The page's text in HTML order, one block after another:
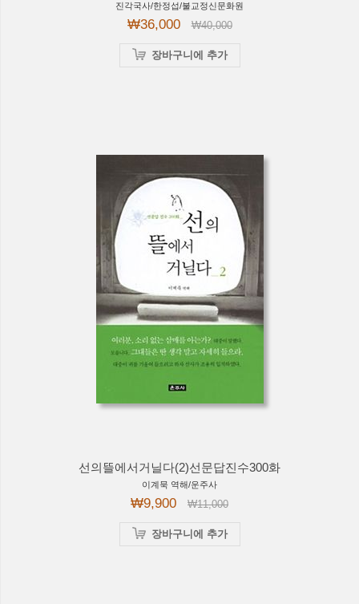
진각국사/한정섭/불교정신문화원
₩36,000 ₩40,000
장바구니에 추가
선의뜰에서거닐다(2)선문답진수300화
이계묵 역해/운주사
₩9,900 ₩11,000
장바구니에 추가